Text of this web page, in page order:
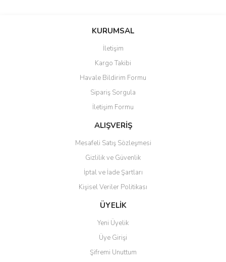
Bu ürüne ilk yorumu siz yapın!
Ürün resmi kalitesiz, bozuk veya görüntülenemiyor.
Ürün açıklamasında eksik bilgiler bulunuyor.
Ürün bilgilerinde hatalar bulunuyor.
Ürün fiyatı diğer sitelerden daha pahalı.
Bu ürüne benzer farklı alternatifler olmalı.
Gönder
KURUMSAL
İletişim
Kargo Takibi
Havale Bildirim Formu
Sipariş Sorgula
İletişim Formu
ALIŞVERİŞ
Mesafeli Satış Sözleşmesi
Gizlilik ve Güvenlik
İptal ve İade Şartları
Kişisel Veriler Politikası
ÜYELİK
Yeni Üyelik
Üye Girişi
Şifremi Unuttum